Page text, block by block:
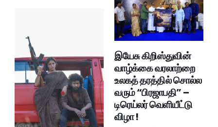
இயேசு கிறிஸ்துவின்
வாழ்க்கை வரலாற்றை
உலகத் தரத்தில் சொல்ல
வரும் “பிரஜாபதி” –
டிரெய்லர் வெளியீட்டு
விழா !